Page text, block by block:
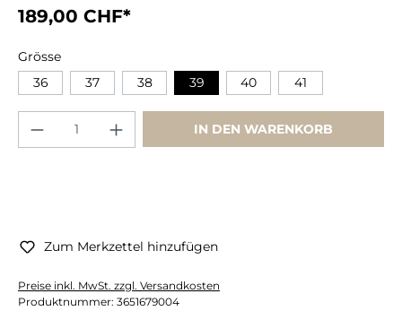
189,00 CHF*
Grösse
36
37 38 39 40 41
IN DEN WARENKORB
Zum Merkzettel hinzufügen
Preise inkl. MwSt. zzgl. Versandkosten
Produktnummer: 3651679004